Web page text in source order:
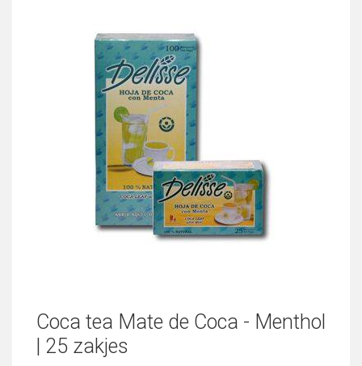
Coca tea Mate de Coca - Menthol
| 25 zakjes